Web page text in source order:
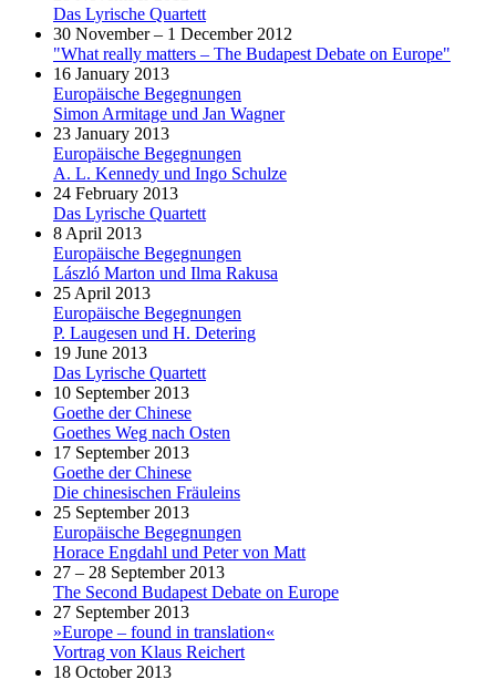
Das Lyrische Quartett
30 November – 1 December 2012
"What really matters – The Budapest Debate on Europe"
16 January 2013
Europäische Begegnungen
Simon Armitage und Jan Wagner
23 January 2013
Europäische Begegnungen
A. L. Kennedy und Ingo Schulze
24 February 2013
Das Lyrische Quartett
8 April 2013
Europäische Begegnungen
László Marton und Ilma Rakusa
25 April 2013
Europäische Begegnungen
P. Laugesen und H. Detering
19 June 2013
Das Lyrische Quartett
10 September 2013
Goethe der Chinese
Goethes Weg nach Osten
17 September 2013
Goethe der Chinese
Die chinesischen Fräuleins
25 September 2013
Europäische Begegnungen
Horace Engdahl und Peter von Matt
27 – 28 September 2013
The Second Budapest Debate on Europe
27 September 2013
»Europe – found in translation«
Vortrag von Klaus Reichert
18 October 2013